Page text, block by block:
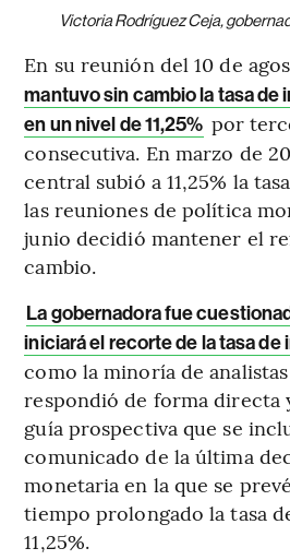
Victoria Rodríguez Ceja,
En su reunión del 10 de
mantuvo sin cambio la tasa de
en un nivel de 11,25% por
consecutiva. En marzo de
central subió a 11,25% la
las reuniones de política
junio decidió mantener el
cambio.
La gobernadora fue
iniciará el recorte de la tasa
como la minoría de
respondió de forma directa
guía prospectiva que se
comunicado de la última
monetaria en la que se
tiempo prolongado la tasa
11,25%.